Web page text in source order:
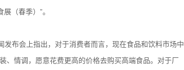
（春季）”。
布会上指出，对于消费者而言，现在食品和饮料市场中
、情调，愿意花费更高的价格去购买高端食品。对于厂